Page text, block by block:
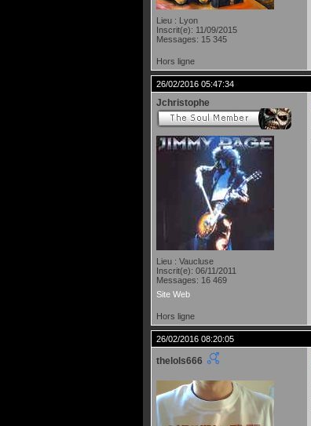
Lieu : Lyon
Inscrit(e): 11/09/2015
Messages: 15 345
Hors ligne
26/02/2016 05:47:34
Jchristophe
Lieu : Vaucluse
Inscrit(e): 06/11/2011
Messages: 16 469
Site Web
Hors ligne
26/02/2016 08:20:05
thelols666